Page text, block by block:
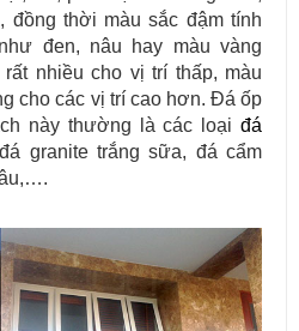
đồng thời màu sắc đậm tính
đen, nâu hay màu vàng
nhiều cho vị trí thấp, màu
cho các vị trí cao hơn. Đá ốp
này thường là các loại đá
granite trắng sữa, đá cẩm